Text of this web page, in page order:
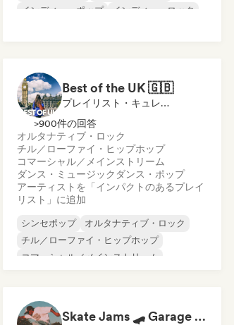
インディー・ポップ
インディー・ロック
Best of the UK 🇬🇧
プレイリスト・キュレーター
>900件の回答
オルタナティブ・ロック
チル／ローファイ・ヒップホップ
コマーシャル／メインストリーム
ダンス・ミュージック ダンス・ポップ
アーティストを「インパクトのあるプレイ
リスト」に追加
シンセポップ
オルタナティブ・ロック
チル／ローファイ・ヒップホップ
コマーシャル／メインストリーム
Skate Jams 🛹 Garage Rock, Surf Rock & Neo-Psych